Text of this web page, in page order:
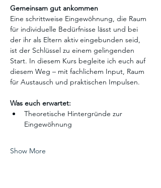
Gemeinsam gut ankommen
Eine schrittweise Eingewöhnung, die Raum
für individuelle Bedürfnisse lässt und bei
der ihr als Eltern aktiv eingebunden seid,
ist der Schlüssel zu einem gelingenden
Start. In diesem Kurs begleite ich euch auf
diesem Weg – mit fachlichem Input, Raum
für Austausch und praktischen Impulsen.
Was euch erwartet:
Theoretische Hintergründe zur
Eingewöhnung
Show More